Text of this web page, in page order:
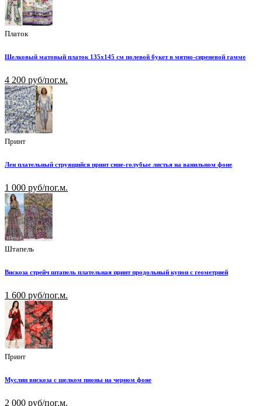
Платок
Шелковый матовый платок 135х145 см полевой букет в мятно-сиреневой гамме
4 200 руб/пог.м.
Принт
Лен плательный струящийся принт сине-голубые листья на ванильном фоне
1 000 руб/пог.м.
Штапель
Вискоза стрейч штапель плательная принт продольный купон с геометрией
1 600 руб/пог.м.
Принт
Муслин вискоза с шелком пионы на черном фоне
2 000 руб/пог.м.